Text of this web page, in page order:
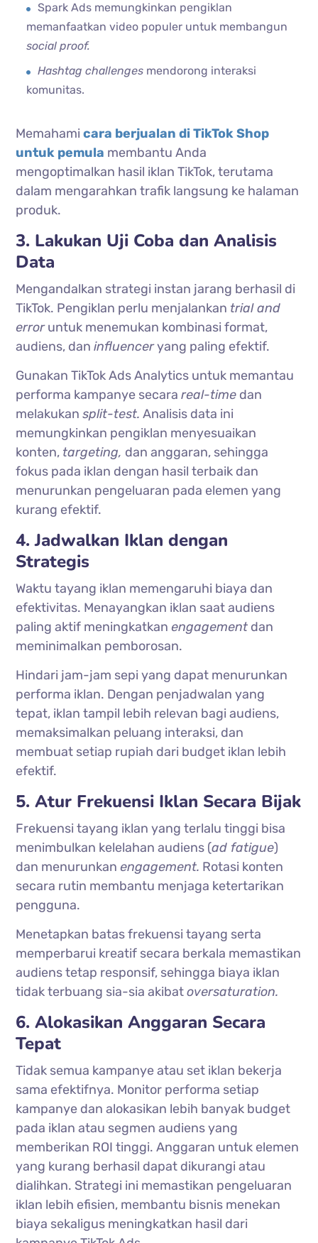
Spark Ads memungkinkan pengiklan
memanfaatkan video populer untuk membangun
social proof.
Hashtag challenges mendorong interaksi
komunitas.
Memahamicara berjualan di TikTok Shop
untuk pemula membantu Anda
mengoptimalkan hasil iklan TikTok, terutama
dalam mengarahkan trafik langsung ke halaman
produk.
3. Lakukan Uji Coba dan Analisis
Data
Mengandalkan strategi instan jarang berhasil di
TikTok. Pengiklan perlu menjalankan trial and
erroruntuk menemukan kombinasi format,
audiens, daninfluenceryang paling efektif.
Gunakan TikTok Ads Analytics untuk memantau
performa kampanye secarareal-time dan
melakukansplit-test. Analisis data ini
memungkinkan pengiklan menyesuaikan
konten, targeting, dan anggaran, sehingga
fokus pada iklan dengan hasil terbaik dan
menurunkan pengeluaran pada elemen yang
kurang efektif.
4. Jadwalkan Iklan dengan
Strategis
Waktu tayang iklan memengaruhi biaya dan
efektivitas. Menayangkan iklan saat audiens
paling aktif meningkatkan engagement dan
meminimalkan pemborosan.
Hindari jam-jam sepi yang dapat menurunkan
performa iklan. Dengan penjadwalan yang
tepat, iklan tampil lebih relevan bagi audiens,
memaksimalkan peluang interaksi, dan
membuat setiap rupiah dari budget iklan lebih
efektif.
5. Atur Frekuensi Iklan Secara Bijak
Frekuensi tayang iklan yang terlalu tinggi bisa
menimbulkan kelelahan audiens (ad fatigue)
dan menurunkan engagement. Rotasi konten
secara rutin membantu menjaga ketertarikan
pengguna.
Menetapkan batas frekuensi tayang serta
memperbarui kreatif secara berkala memastikan
audiens tetap responsif, sehingga biaya iklan
tidak terbuang sia-sia akibatoversaturation.
6. Alokasikan Anggaran Secara
Tepat
Tidak semua kampanye atau set iklan bekerja
sama efektifnya. Monitor performa setiap
kampanye dan alokasikan lebih banyak budget
pada iklan atau segmen audiens yang
memberikan ROI tinggi. Anggaran untuk elemen
yang kurang berhasil dapat dikurangi atau
dialihkan. Strategi ini memastikan pengeluaran
iklan lebih efisien, membantu bisnis menekan
biaya sekaligus meningkatkan hasil dari